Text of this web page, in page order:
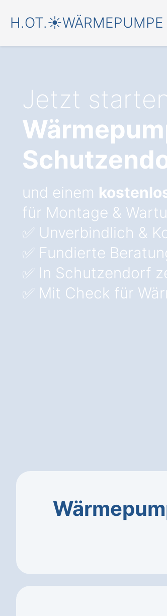
H.OT.☀️WÄRMEPUMPE
Jetzt
und einem
für Montage &
✅ Unverbindlich &
✅ Fundierte
✅ In Schutzendorf
✅ Mit Check für